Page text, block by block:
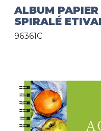
Cuir & trousses
ALBUM
SPIRALÉ
96361C